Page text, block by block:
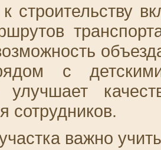
строительству
с
улучшает
сотрудников.
важно